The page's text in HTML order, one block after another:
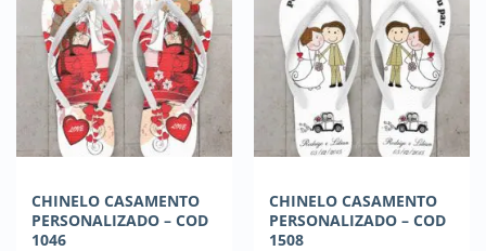
CHINELO CASAMENTO
PERSONALIZADO – COD
1046
CHINELO CASAMENTO
PERSONALIZADO – COD
1508